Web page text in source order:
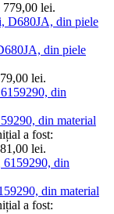
779,00 lei.
din piele
lei.
din material
a fost:
lei.
din material
a fost: